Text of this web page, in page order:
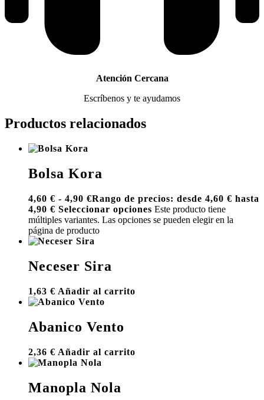
Atención Cercana
Escríbenos y te ayudamos
Productos relacionados
Bolsa Kora
4,60 € - 4,90 €Rango de precios: desde 4,60 € hasta
4,90 € Seleccionar opciones Este producto tiene
múltiples variantes. Las opciones se pueden elegir en la
página de producto
Neceser Sira
1,63 € Añadir al carrito
Abanico Vento
2,36 € Añadir al carrito
Manopla Nola